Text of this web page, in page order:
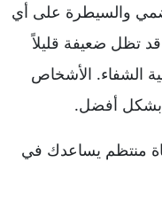
والسيطرة على أي
تظل ضعيفة قليلاً
الشفاء. الأشخاص
بشكل أفضل.
منتظم يساعدك في